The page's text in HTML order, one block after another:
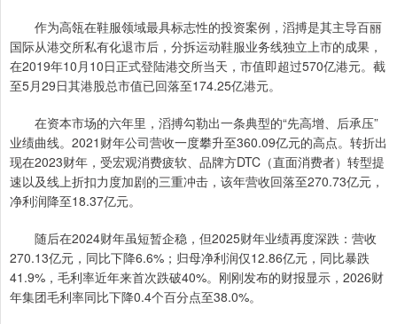
作为高瓴在鞋服领域最具标志性的投资案例，滔搏是其主导百丽
国际从港交所私有化退市后，分拆运动鞋服业务线独立上市的成果，
在2019年10月10日正式登陆港交所当天，市值即超过570亿港元。截
至5月29日其港股总市值已回落至174.25亿港元。
在资本市场的六年里，滔搏勾勒出一条典型的“先高增、后承压”
业绩曲线。2021财年公司营收一度攀升至360.09亿元的高点。转折出
现在2023财年，受宏观消费疲软、品牌方DTC（直面消费者）转型提
速以及线上折扣力度加剧的三重冲击，该年营收回落至270.73亿元，
净利润降至18.37亿元。
随后在2024财年虽短暂企稳，但2025财年业绩再度深跌：营收
270.13亿元，同比下降6.6%；归母净利润仅12.86亿元，同比暴跌
41.9%，毛利率近年来首次跌破40%。刚刚发布的财报显示，2026财
年集团毛利率同比下降0.4个百分点至38.0%。